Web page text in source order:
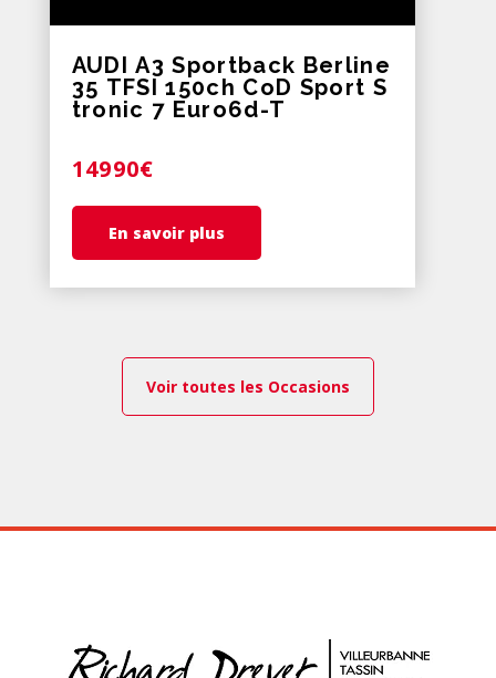
AUDI A3 Sportback Berline
35 TFSI 150ch CoD Sport S
tronic 7 Euro6d-T
14990€
En savoir plus
Voir toutes les Occasions